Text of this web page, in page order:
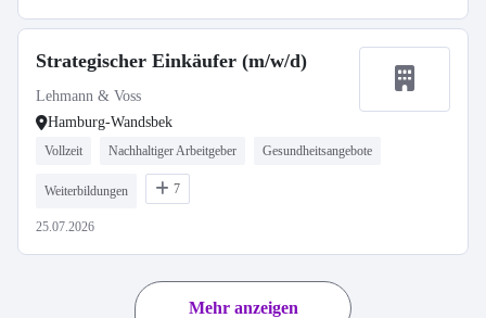
Strategischer Einkäufer (m/w/d)
Lehmann & Voss
Hamburg-Wandsbek
Vollzeit Nachhaltiger Arbeitgeber Gesundheitsangebote
Weiterbildungen 7
25.07.2026
Mehr anzeigen